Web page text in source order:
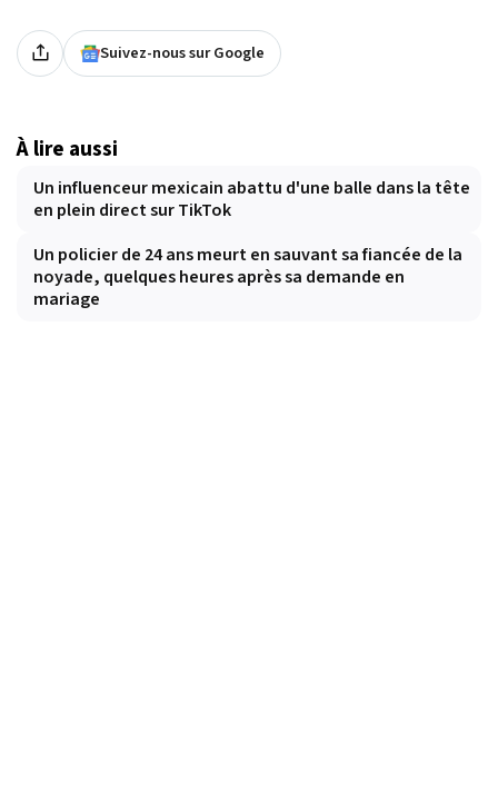
Suivez-nous sur Google
À lire aussi
Un influenceur mexicain abattu d'une balle dans la tête
en plein direct sur TikTok
Un policier de 24 ans meurt en sauvant sa fiancée de la
noyade, quelques heures après sa demande en
mariage